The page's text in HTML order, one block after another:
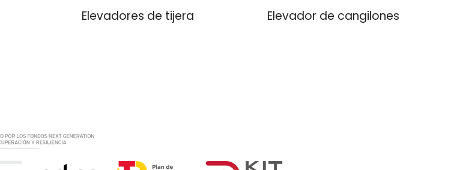
Elevadores de tijera Elevador de cangilones